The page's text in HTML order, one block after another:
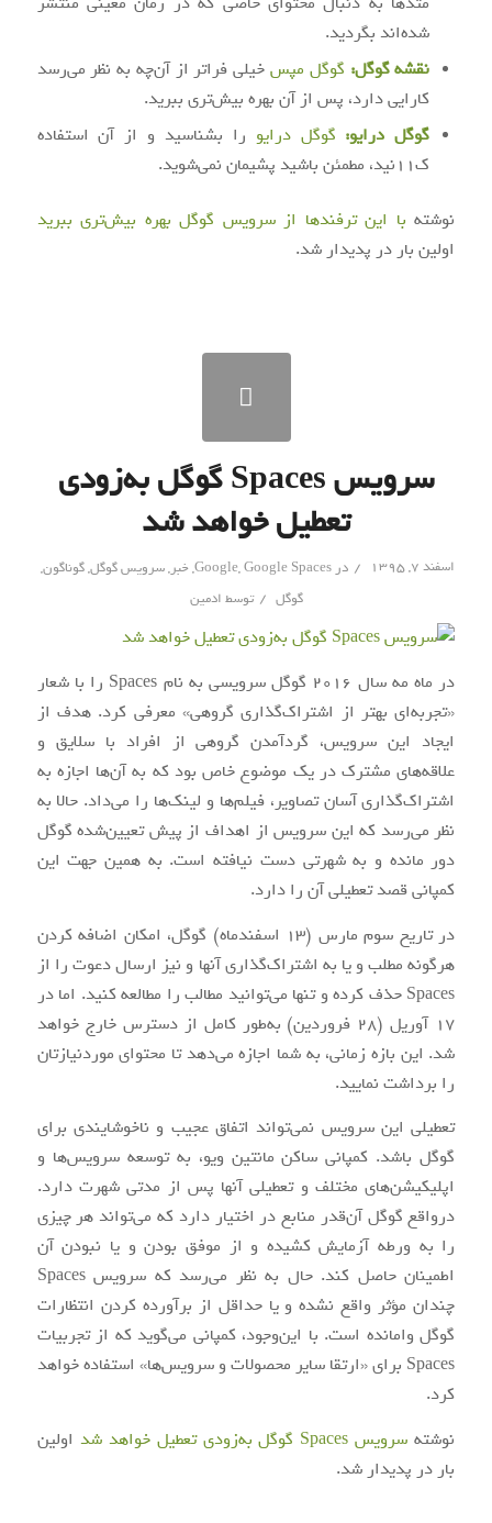
شده‌اند بگردید.
نقشه گوگل: گوگل مپسخیلی فراتر از آن‌چه به نظر می‌رسد
کارایی دارد، پس از آن بهره بیش‌تری ببرید.
گوگل درایو: گوگل درایو را بشناسید و از آن استفاده
ک11نید، مطمئن باشید پشیمان نمی‌شوید.
نوشته با این ترفندها از سرویس گوگل بهره بیش‌تری ببرید
اولین بار در پدیدار شد.
سرویس Spaces گوگل به‌زودی
تعطیل خواهد شد
اسفند ۷, ۱۳۹۵ / در Google,Google Spaces
,خبر,سرویس گوگل,گوناگون,
گوگل / توسط ادمین
در ماه مه سال 2016
گوگل سرویسی به نام Spaces را با شعار
«تجربه‌ایبهتر از اشتراک‌گذاریگروهی» معرفی کرد. هدف از
ایجاد این سرویس، گردآمدنگروهی از افراد با سلایق و
علاقه‌هایمشترک دریک موضوع خاص بود که بهآن‌ها اجازه به
اشتراک‌گذاریآسان تصاویر،فیلم‌ها و لینک‌ها را می‌داد. حالا به
نظر می‌رسد که این سرویس از اهداف از پیشتعیین‌شدهگوگل
دور مانده و به شهرتی دست نیافته است. به همین جهت این
کمپانی قصد تعطیلی آن را دارد.
در تاریخ سوممارس (13 اسفندماه) گوگل، امکان اضافه کردن
هرگونه مطلب و یا به اشتراک‌گذاریآنها و نیز ارسال دعوت را از
Spaces حذف کرده و تنها
می‌توانید مطالب را مطالعه کنید. اما در
17 آوریل (28 فروردین) به‌طور کامل از دسترس خارج خواهد
شد. این بازه زمانی، به شما اجازه می‌دهدتا محتوای موردنیازتان
را برداشت نمایید.
تعطیلی این سرویس نمی‌توانداتفاق عجیب و ناخوشایندی برای
گوگل باشد. کمپانی ساکن مانتین ویو، به توسعهسرویس‌ها و
اپلیکیشن‌های مختلف و تعطیلی آنها پس از مدتی شهرت دارد.
درواقعگوگلآن‌قدر منابع در اختیار دارد که می‌تواندهر چیزی
را به ورطه آزمایش کشیده و از موفق بودن و یا نبودن آن
اطمینان حاصل کند. حال به نظر می‌رسد
که سرویس Spaces
چندان مؤثر واقع نشده و یا حداقل از برآورده کردن انتظارات
گوگل وامانده است. با این‌وجود، کمپانی می‌گویدکه از تجربیات
Spaces برای «ارتقا سایر محصولات و
سرویس‌ها» استفاده خواهد
کرد.
نوشته سرویس Spaces گوگل به‌زودی تعطیل خواهد شد
اولین
بار در پدیدار شد.